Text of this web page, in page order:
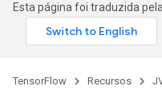
Esta página foi traduzida pela
TensorFlow Recursos